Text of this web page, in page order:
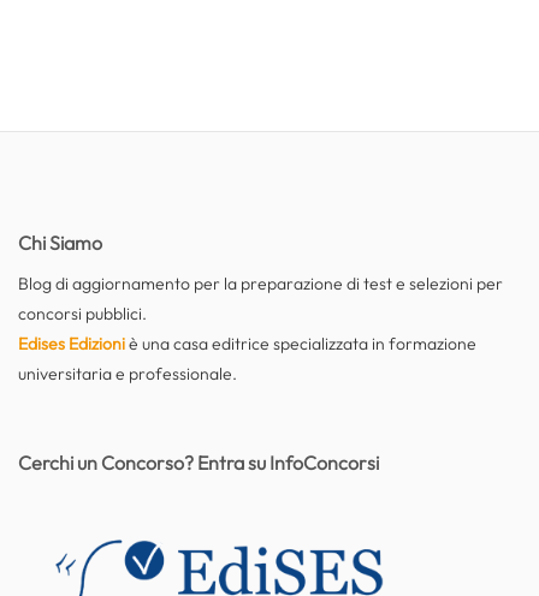
Chi Siamo
Blog di aggiornamento per la preparazione di test e selezioni per
concorsi pubblici.
Edises Edizioniè una casa editrice specializzata in formazione
universitaria e professionale.
Cerchi un Concorso? Entra su InfoConcorsi